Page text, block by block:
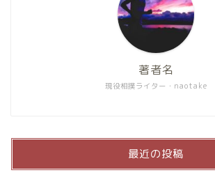
現役相撲ライター・naotake
著者名
最近の投稿